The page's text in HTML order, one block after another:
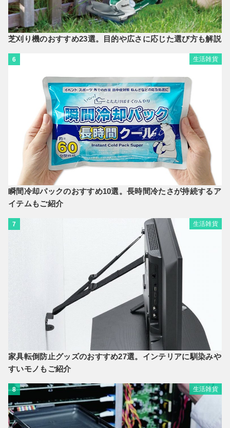
芝刈り機のおすすめ23選。目的や広さに応じた選び方も解説
6 生活雑貨
瞬間冷却パックのおすすめ10選。長時間冷たさが持続するア
イテムもご紹介
7 生活雑貨
家具転倒防止グッズのおすすめ27選。インテリアに馴染みや
すいモノもご紹介
8 生活雑貨